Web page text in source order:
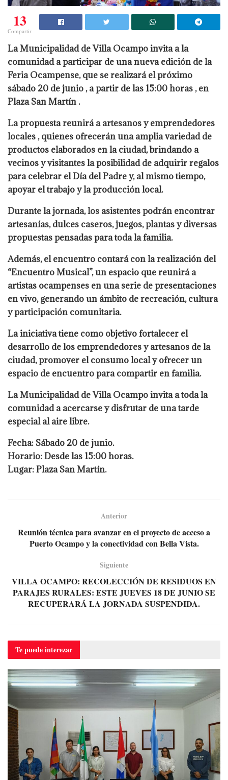
13
Compartir
La Municipalidad de Villa Ocampo invita a la
comunidad a participar de una nueva edición de la
Feria Ocampense, que se realizará el próximo
sábado 20 de junio , a partir de las 15:00 horas , en
Plaza San Martín .
La propuesta reunirá a artesanos y emprendedores
locales , quienes ofrecerán una amplia variedad de
productos elaborados en la ciudad, brindando a
vecinos y visitantes la posibilidad de adquirir regalos
para celebrar el Día del Padre y, al mismo tiempo,
apoyar el trabajo y la producción local.
Durante la jornada, los asistentes podrán encontrar
artesanías, dulces caseros, juegos, plantas y diversas
propuestas pensadas para toda la familia.
Además, el encuentro contará con la realización del
“Encuentro Musical”, un espacio que reunirá a
artistas ocampenses en una serie de presentaciones
en vivo, generando un ámbito de recreación, cultura
y participación comunitaria.
La iniciativa tiene como objetivo fortalecer el
desarrollo de los emprendedores y artesanos de la
ciudad, promover el consumo local y ofrecer un
espacio de encuentro para compartir en familia.
La Municipalidad de Villa Ocampo invita a toda la
comunidad a acercarse y disfrutar de una tarde
especial al aire libre.
Fecha: Sábado 20 de junio.
Horario: Desde las 15:00 horas.
Lugar: Plaza San Martín.
Anterior
Reunión técnica para avanzar en el proyecto de acceso a
Puerto Ocampo y la conectividad con Bella Vista.
Siguiente
VILLA OCAMPO: RECOLECCIÓN DE RESIDUOS EN
PARAJES RURALES: ESTE JUEVES 18 DE JUNIO SE
RECUPERARÁ LA JORNADA SUSPENDIDA.
Te puedeinterezar